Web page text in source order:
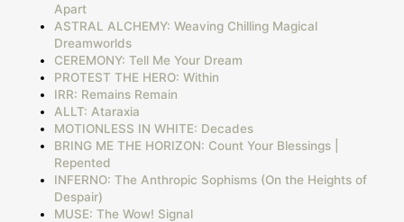
Apart
ASTRAL ALCHEMY: Weaving Chilling Magical
Dreamworlds
CEREMONY: Tell Me Your Dream
PROTEST THE HERO: Within
IRR: Remains Remain
ALLT: Ataraxia
MOTIONLESS IN WHITE: Decades
BRING ME THE HORIZON: Count Your Blessings |
Repented
INFERNO: The Anthropic Sophisms (On the Heights of
Despair)
MUSE: The Wow! Signal